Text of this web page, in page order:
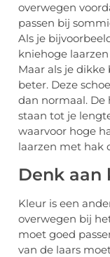
overwegen
passen bij
Als je
kniehoge
Maar als je
beter. Deze
dan normaal.
staan ​​tot je
waarvoor hoge
laarzen met hak
Denk aan
Kleur is een
overwegen bij
moet goed
van de laars